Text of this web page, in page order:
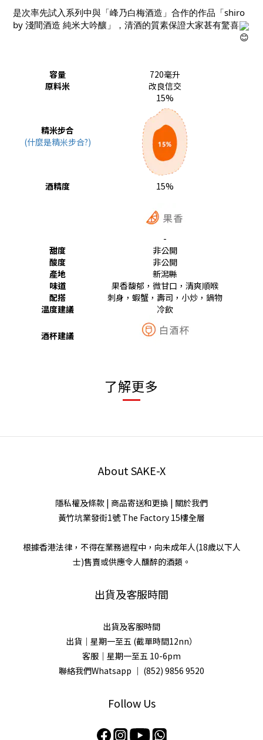
是次率先試入系列中與「峰乃白梅酒造」合作的作品「shiro
by 淺間酒造 純米大吟釀」，清酒的質素保證大家甚有驚喜
容量
720毫升
原料米
改良信交
精米步合
(什麼是精米步合?)
15%
酒精度 15%
-
甜度
非公開
酸度
非公開
產地
新潟縣
味道
果香馥郁，微甘口，清爽順喉
配搭
刺身，蝦蟹，壽司，小炒，鍋物
温度建議
冷飲
酒杯建議
了解更多
About SAKE-X
隱私權及條款 | 商品寄送和更換 | 關於我們
黃竹坑業發街1號 The Factory 15樓全層
根據香港法律，不得在業務過程中，向未成年人(18歲以下人
士)售賣或供應令人醺醉的酒類。
出貨及客服時間
出貨及客服時間
出貨｜星期一至五 (截單時間12nn）
客服｜星期一至五 10-6pm
聯絡我們Whatsapp ｜ (852) 9856 9520
Follow Us